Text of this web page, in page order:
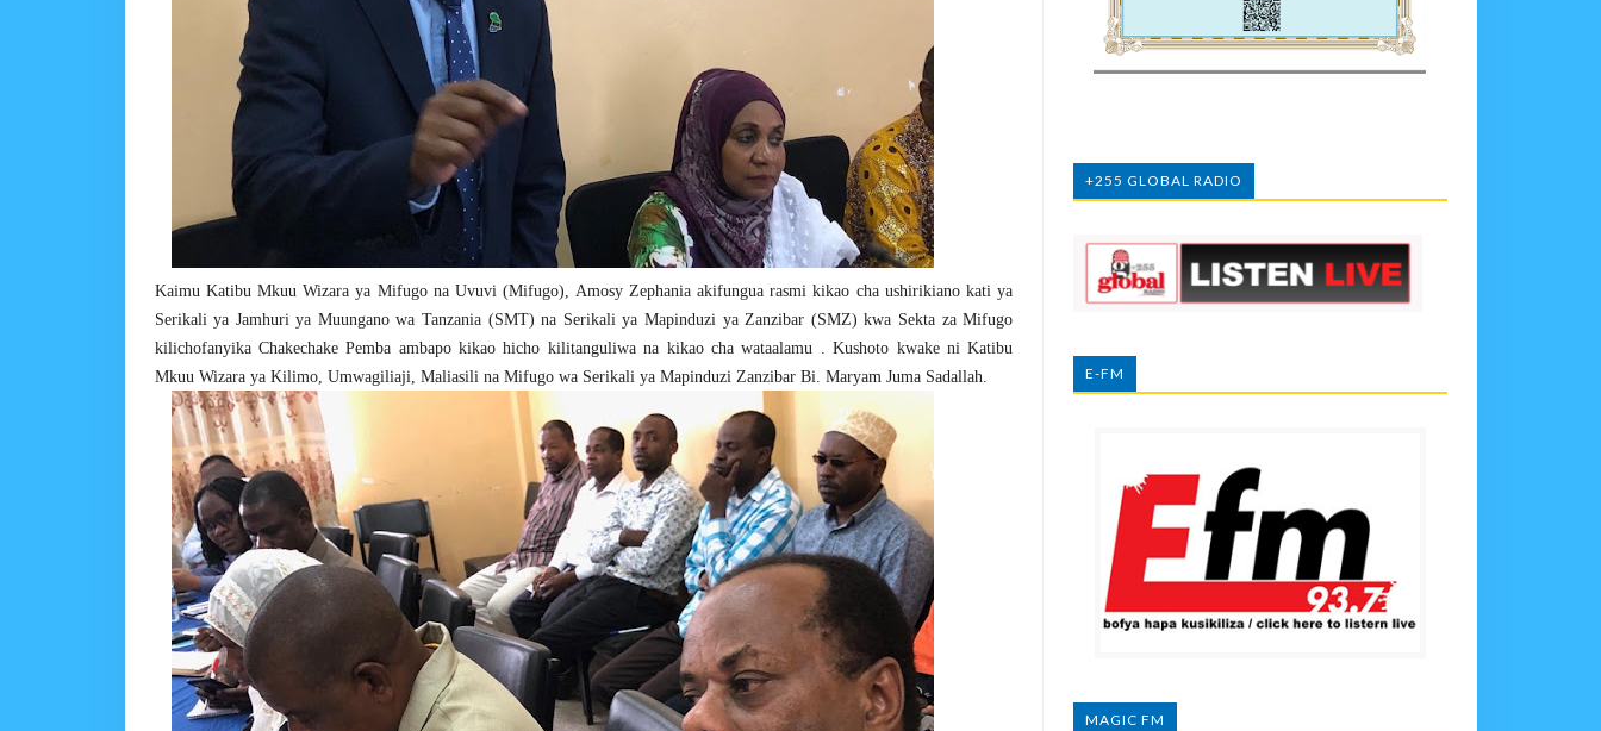
Kaimu Katibu Mkuu Wizara ya Mifugo na Uvuvi (Mifugo), Amosy Zephania akifungua rasmi kikao cha ushirikiano kati ya
Serikali ya Jamhuri ya Muungano wa Tanzania (SMT) na Serikali ya Mapinduzi ya Zanzibar (SMZ) kwa Sekta za Mifugo
kilichofanyika Chakechake Pemba ambapo kikao hicho kilitanguliwa na kikao cha wataalamu . Kushoto kwake ni Katibu
Mkuu Wizara ya Kilimo, Umwagiliaji, Maliasili na Mifugo wa Serikali ya Mapinduzi Zanzibar Bi. Maryam Juma Sadallah.
+255 GLOBAL RADIO
E-FM
MAGIC FM